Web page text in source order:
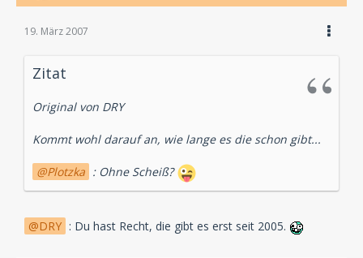
19. März 2007
Zitat
Original von DRY
Kommt wohl darauf an, wie lange es die schon gibt...
Plotzka : Ohne Scheiß?
DRY : Du hast Recht, die gibt es erst seit 2005.